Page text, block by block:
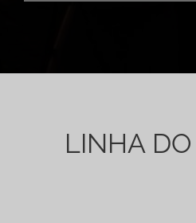
LINHA